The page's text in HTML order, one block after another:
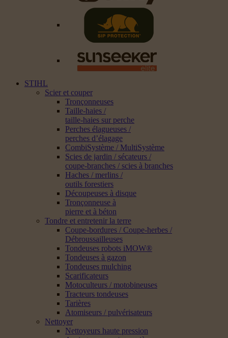
STIHL
Scier et couper
Tronçonneuses
Taille-haies /
taille-haies sur perche
Perches élagueuses /
perches d’élagage
CombiSystème / MultiSystème
Scies de jardin / sécateurs /
coupe-branches / scies à branches
Haches / merlins /
outils forestiers
Découpeuses à disque
Tronçonneuse à
pierre et à béton
Tondre et entretenir la terre
Coupe-bordures / Coupe-herbes /
Débroussailleuses
Tondeuses robots iMOW®
Tondeuses à gazon
Tondeuses mulching
Scarificateurs
Motoculteurs / motobineuses
Tracteurs tondeuses
Tarières
Atomiseurs / pulvérisateurs
Nettoyer
Nettoyeurs haute pression